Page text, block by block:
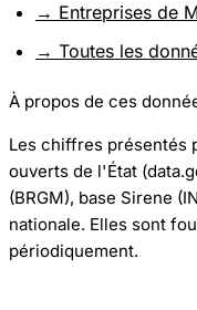
→ Entreprises de
→ Toutes les
À propos de ces
Les chiffres présentés
ouverts de l'État
(BRGM), base Sirene
nationale. Elles sont
périodiquement.